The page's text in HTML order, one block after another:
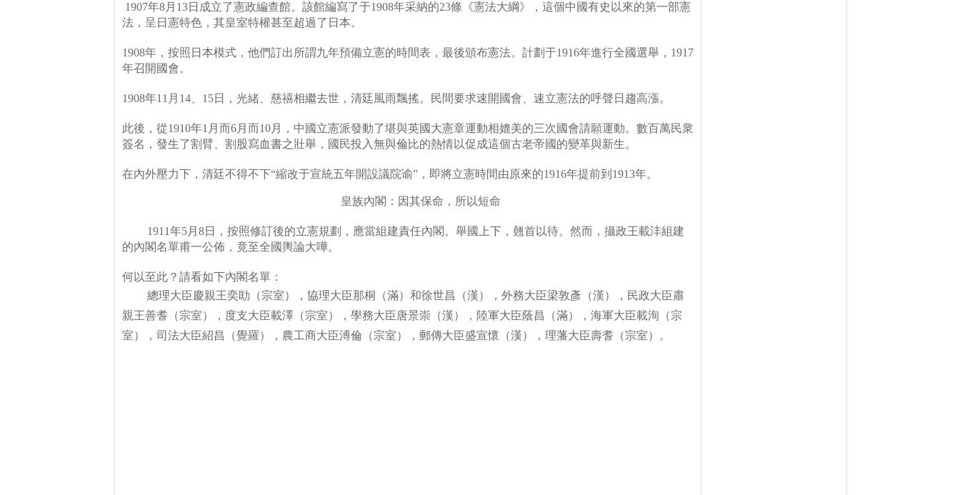
1907年8月 13日成立了憲政編查館。該館編寫了于1908年采納的23條《憲法大綱》，這個中國有史以來的第一部憲
法，呈日憲特色，其皇室特權甚至超過了日本。
1908年，按照日本模式，他們訂出所謂九年預備立憲的時間表，最後頒布憲法。計劃于1916年進行全國選舉， 1917
年召開國會。
1908年11 月 14 15日，光緒、慈禧相繼去世，清廷風雨飄搖。民間要求速開國會、速立憲法的呼聲日趨高漲。
此後，從1910年1 月而6月而10月，中國立憲派發動了堪與英國大憲章運動相媲美的三次國會請願運動。數百萬民衆
簽名，發生了割臂、割股寫血書之壯舉，國民投入無與倫比的熱情以促成這個古老帝國的變革與新生。
在內外壓力下，清廷不得不下“縮改于宣統五年開設議院谕” ，即將立憲時間由原來的1916年提前到 1913年。
皇族內閣：因其保命，所以短命
1911年5月8日，按照修訂後的立憲規劃，應當組建責任內閣。舉國上下，翹首以待。然而，攝政王載沣組建
的內閣名單甫一公佈，竟至全國輿論大嘩。
何以至此？請看如下內閣名單：
總理大臣慶親王奕劻 （宗室），協理大臣那桐（滿）和徐世昌（漢），外務大臣梁敦彥（漢），民政大臣肅
親王善耆（宗室），度支大臣載澤（宗室），學務大臣唐景崇（漢），陸軍大臣蔭昌（滿），海軍大臣載洵（宗
室），司法大臣紹昌（覺羅），農工商大臣溥倫（宗室），郵傳大臣盛宣懷（漢），理藩大臣壽耆（宗室）。